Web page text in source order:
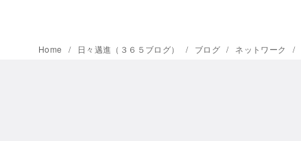
Home 日々邁進（３６５ブログ） ブログ ネットワーク